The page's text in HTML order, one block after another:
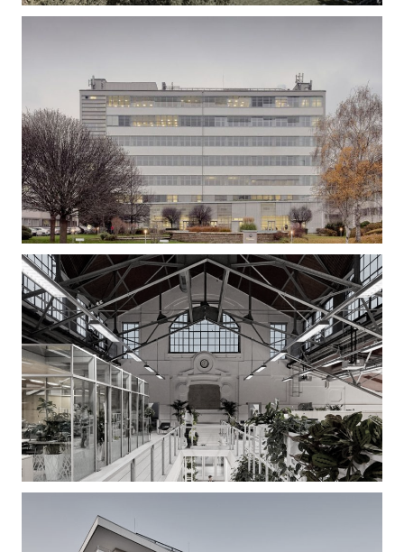
Gizella Loft – Irodaépület felújítás